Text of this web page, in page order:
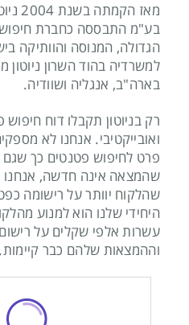
מאז
בע"מ התבססה כחברת
הגדולה, המנוסה והוותיקה
למשרדיה בהוד השרון ניוטון
בארה"ב, אנגליה ושוודיה.
רק בניוטון תקבלו דוח
ואובייקטיבי. אנחנו לא
פרט לחיפוש פטנטים כך
שהמצאה אינה חדשה, אנחנו
שהלקוח יוותר על רישומה
היחידי שלנו הוא למנוע
עשרות אלפי שקלים על
וההמצאות שלהם כבר קיימות.